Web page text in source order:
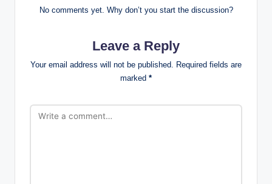
No comments yet. Why don’t you start the discussion?
Leave a Reply
Your email address will not be published.
Required fields are
marked *